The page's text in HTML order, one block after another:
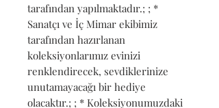
tarafından yapılmaktadır.; ; *
Sanatçı ve İç Mimar ekibimiz
tarafından hazırlanan
koleksiyonlarımız evinizi
renklendirecek, sevdiklerinize
unutamayacağı bir hediye
olacaktır.; ; * Koleksiyonumuzdaki